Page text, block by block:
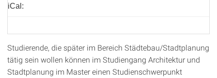
iCal:
Studierende, die später im Bereich Städtebau/Stadtplanung
tätig sein wollen können im Studiengang Architektur und
Stadtplanung im Master einen Studienschwerpunkt